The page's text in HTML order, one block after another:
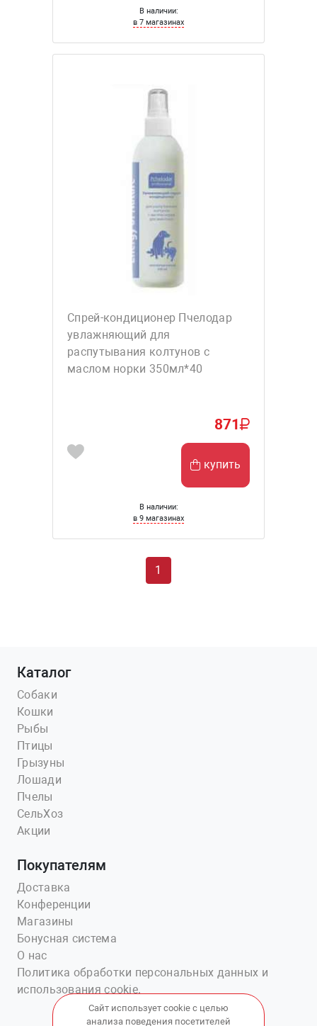
В наличии:
в 7 магазинах
Спрей-кондиционер Пчелодар
увлажняющий для
распутывания колтунов с
маслом норки 350мл*40
871
купить
В наличии:
в 9 магазинах
1
Каталог
Собаки
Кошки
Рыбы
Птицы
Грызуны
Лошади
Пчелы
СельХоз
Акции
Покупателям
Доставка
Конференции
Магазины
Бонусная система
О нас
Политика обработки персональных данных и
использования cookie.
Сайт использует cookie с целью
анализа поведения посетителей